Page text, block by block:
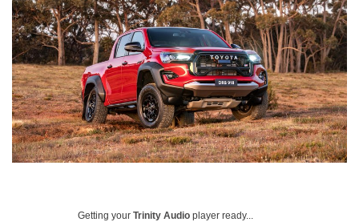
Getting your Trinity Audio player ready...